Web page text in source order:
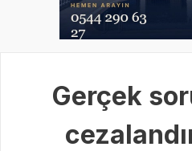
Gerçek